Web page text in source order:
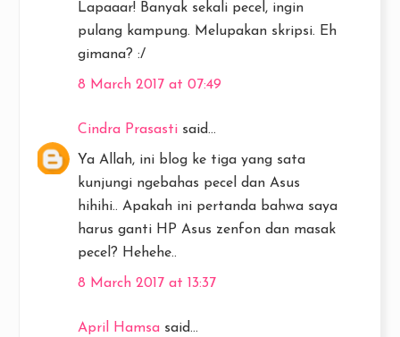
Lapaaar! Banyak sekali pecel, ingin
pulang kampung. Melupakan skripsi. Eh
gimana? :/
8 March 2017 at 07:49
Cindra Prasasti said...
Ya Allah, ini blog ke tiga yang sata
kunjungi ngebahas pecel dan Asus
hihihi.. Apakah ini pertanda bahwa saya
harus ganti HP Asus zenfon dan masak
pecel? Hehehe..
8 March 2017 at 13:37
April Hamsa said...